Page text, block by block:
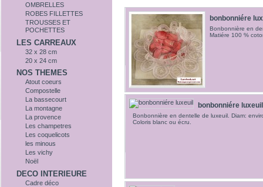
OMBRELLES
ROBES FILLETTES
TROUSSES ET
POCHETTES
LES CARREAUX
32 x 28 cm
20 x 24 cm
NOS THEMES
Atout coeurs
Compostelle
La bassecourt
La montagne
La provence
Les champetres
Les coquelicots
les minous
Les vichy
Noël
DECO INTERIEURE
Cadre déco
bonbonniére
Bonbonnière en
Matiére 100 %
bonbonniére luxeuil
Bonbonnière en dentelle de luxeuil. Diam:
Coloris blanc ou écru.